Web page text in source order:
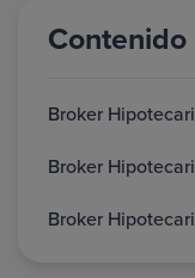
Broker
Broker
Broker